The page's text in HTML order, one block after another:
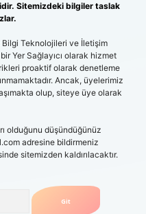
Sitemizdeki bilgiler taslak
Bilgi Teknolojileri ve İletişim
Yer Sağlayıcı olarak hizmet
proaktif olarak denetleme
Ancak, üyelerimiz
olup, siteye üye olarak
olduğunu düşündüğünüz
adresine bildirmeniz
sitemizden kaldırılacaktır.